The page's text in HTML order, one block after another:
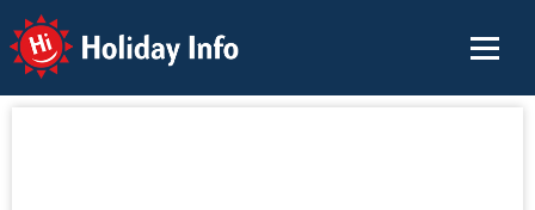
Holiday Info